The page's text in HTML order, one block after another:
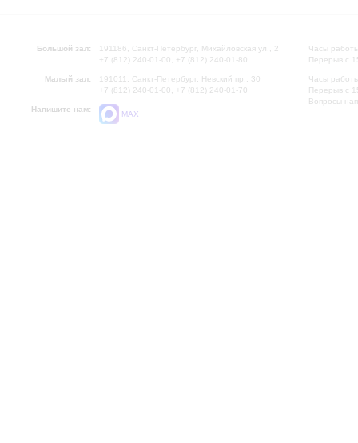
Большой зал:
191186, Санкт-Петербург, Михайловская ул., 2
+7 (812) 240-01-00, +7 (812) 240-01-80
Малый зал:
191011, Санкт-Петербург, Невский пр., 30
+7 (812) 240-01-00, +7 (812) 240-01-70
Напишите нам:
MAX
Часы
Перерыв с
Часы
Перерыв с
Вопросы